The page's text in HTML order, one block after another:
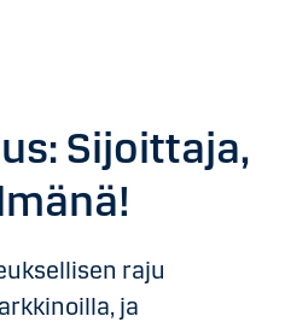
Sijoittaja,
raju
ja